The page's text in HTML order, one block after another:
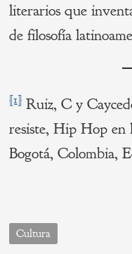
literarios que
de filosofía
[1] Ruiz, C y
resiste, Hip Hop en
Bogotá, Colombia,
Cultura